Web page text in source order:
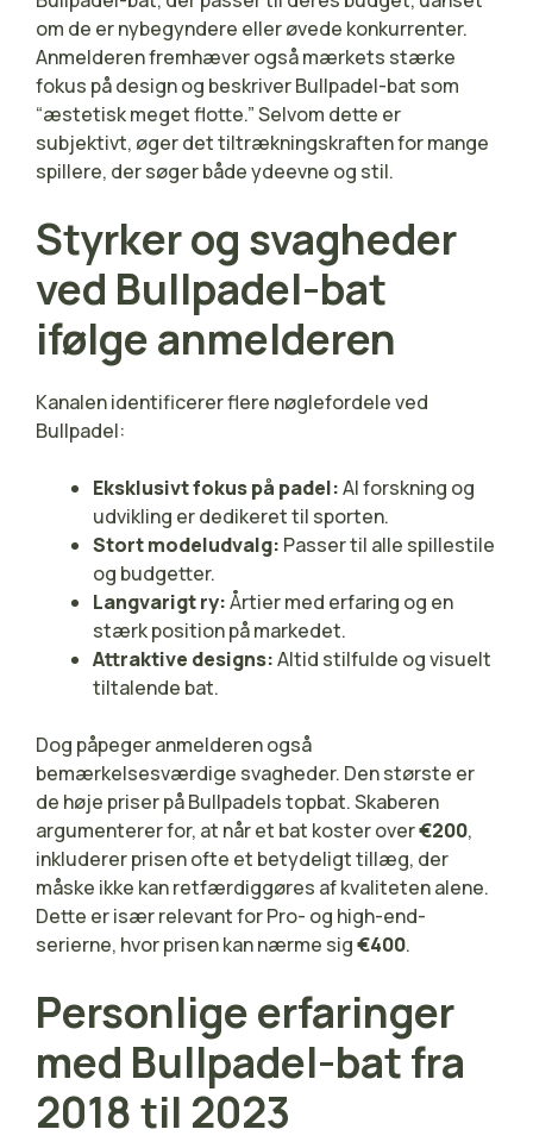
om de er nybegyndere eller øvede konkurrenter.
Anmelderen fremhæver også mærkets stærke
fokus på design og beskriver Bullpadel-bat som
“æstetisk meget flotte.” Selvom dette er
subjektivt, øger det tiltrækningskraften for mange
spillere, der søger både ydeevne og stil.
Styrker og svagheder
ved Bullpadel-bat
ifølge anmelderen
Kanalen identificerer flere nøglefordele ved
Bullpadel:
Eksklusivt fokus på padel:Al forskning og
udvikling er dedikeret til sporten.
Stort modeludvalg: Passer til alle spillestile
og budgetter.
Langvarigt ry:Årtier med erfaring og en
stærk position på markedet.
Attraktive designs:Altid stilfulde og visuelt
tiltalende bat.
Dog påpeger anmelderen også
bemærkelsesværdige svagheder. Den største er
de høje priser på Bullpadels topbat. Skaberen
argumenterer for, at når et bat koster over€200,
inkluderer prisen ofte et betydeligt tillæg, der
måske ikke kan retfærdiggøres af kvaliteten alene.
Dette er især relevant for Pro- og high-end-
serierne, hvor prisen kan nærme sig€400.
Personlige erfaringer
med Bullpadel-bat fra
2018 til 2023